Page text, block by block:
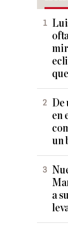
De
en
un
a